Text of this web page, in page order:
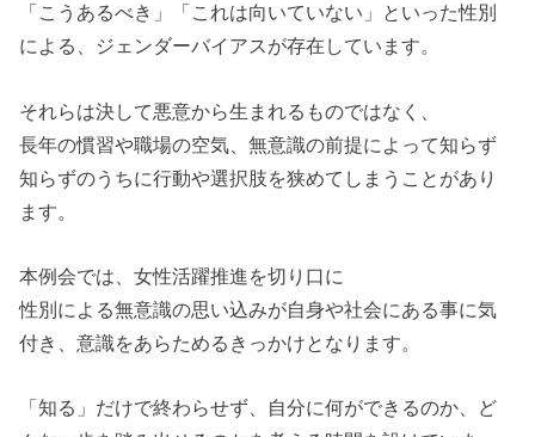
「こうあるべき」「これは向いていない」といった性別
による、ジェンダーバイアスが存在しています。
それらは決して悪意から生まれるものではなく、
長年の慣習や職場の空気、無意識の前提によって知らず
知らずのうちに行動や選択肢を狭めてしまうことがあり
ます。
本例会では、女性活躍推進を切り口に
性別による無意識の思い込みが自身や社会にある事に気
付き、意識をあらためるきっかけとなります。
「知る」だけで終わらせず、自分に何ができるのか、ど